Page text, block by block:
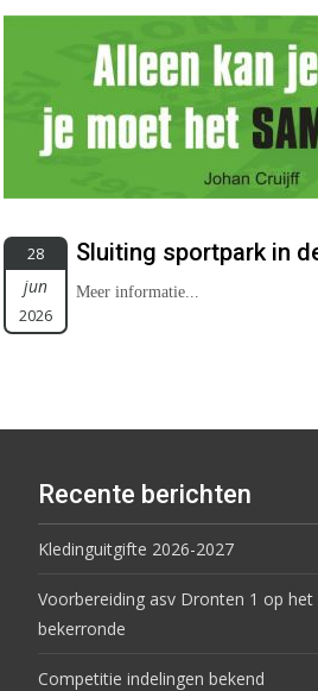
28
jun
2026
Sluiting sportpark in
Meer informatie...
Recente berichten
Kledinguitgifte 2026-2027
Voorbereiding asv Dronten 1 op het
bekerronde
Competitie indelingen bekend